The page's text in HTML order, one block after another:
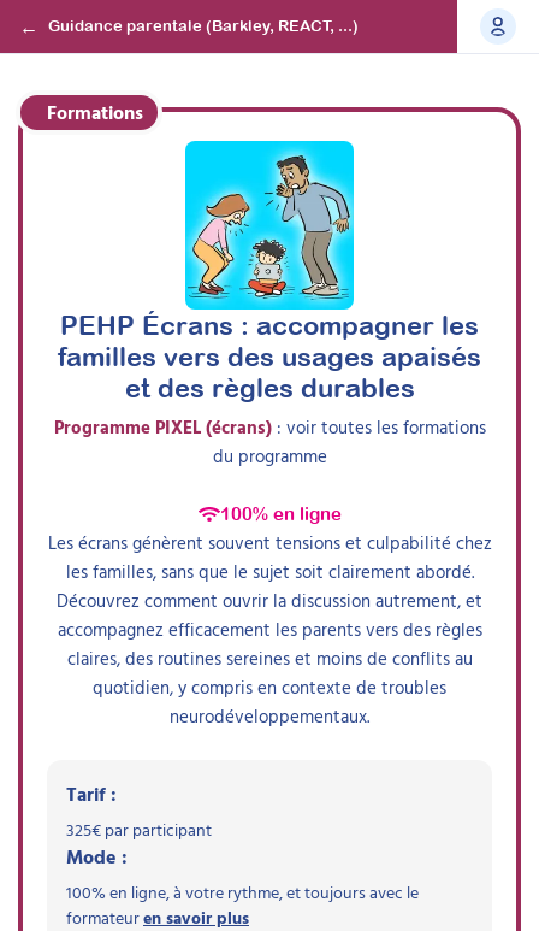
Guidance parentale (Barkley, REACT, ...)
Formations
PEHP Écrans : accompagner les
familles vers des usages apaisés
et des règles durables
Programme PIXEL (écrans) : voir toutes les formations
du programme
100% en ligne
Les écrans génèrent souvent tensions et culpabilité chez
les familles, sans que le sujet soit clairement abordé.
Découvrez comment ouvrir la discussion autrement, et
accompagnez efficacement les parents vers des règles
claires, des routines sereines et moins de conflits au
quotidien, y compris en contexte de troubles
neurodéveloppementaux.
Tarif :
325€ par participant
Mode :
100% en ligne, à votre rythme, et toujours avec le
formateuren savoir plus